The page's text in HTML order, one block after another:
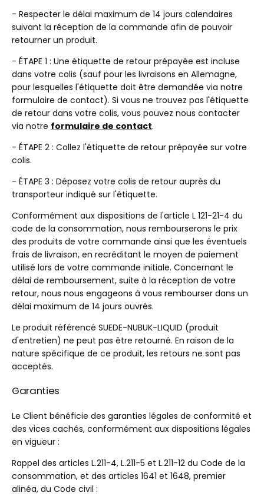
- Respecter le délai maximum de 14 jours calendaires
suivant la réception de la commande afin de pouvoir
retourner un produit.
- ÉTAPE 1 : Une étiquette de retour prépayée est incluse
dans votre colis (sauf pour les livraisons en Allemagne,
pour lesquelles l'étiquette doit être demandée via notre
formulaire de contact). Si vous ne trouvez pas l'étiquette
de retour dans votre colis, vous pouvez nous contacter
via notre formulaire de contact.
- ÉTAPE 2 : Collez l'étiquette de retour prépayée sur votre
colis.
- ÉTAPE 3 : Déposez votre colis de retour auprès du
transporteur indiqué sur l'étiquette.
Conformément aux dispositions de l'article L 121-21-4 du
code de la consommation, nous rembourserons le prix
des produits de votre commande ainsi que les éventuels
frais de livraison, en recréditant le moyen de paiement
utilisé lors de votre commande initiale. Concernant le
délai de remboursement, suite à la réception de votre
retour, nous nous engageons à vous rembourser dans un
délai maximum de 14 jours ouvrés.
Le produit référencé SUEDE-NUBUK-LIQUID (produit
d'entretien) ne peut pas être retourné. En raison de la
nature spécifique de ce produit, les retours ne sont pas
acceptés.
Garanties
Le Client bénéficie des garanties légales de conformité et
des vices cachés, conformément aux dispositions légales
en vigueur :
Rappel des articles L.211-4, L.211-5 et L.211-12 du Code de la
consommation, et des articles 1641 et 1648, premier
alinéa, du Code civil :